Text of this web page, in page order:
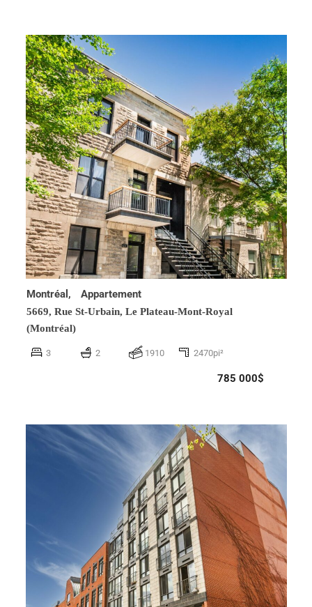
Montréal, Appartement
5669, Rue St-Urbain, Le Plateau-Mont-Royal
(Montréal)
3 2 1910 2470pi²
785 000$